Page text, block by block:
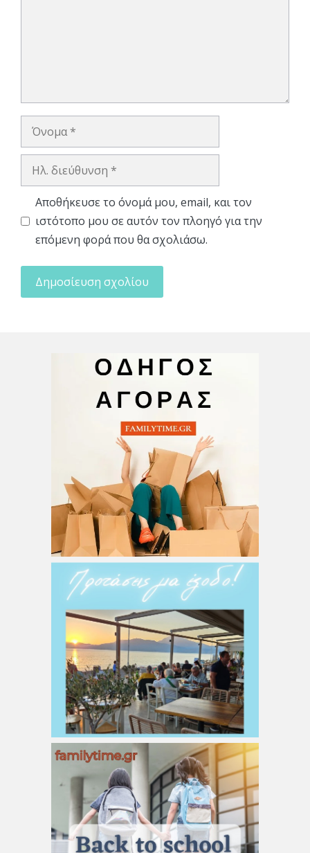
Όνομα
Ηλ.
Αποθήκευσε το όνομά μου, email, και τον
ιστότοπο μου σε αυτόν τον πλοηγό για την
επόμενη φορά που θα σχολιάσω.